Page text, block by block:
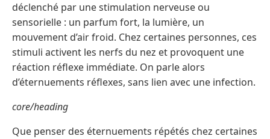
déclenché par une stimulation nerveuse ou
sensorielle : un parfum fort, la lumière, un
mouvement d’air froid. Chez certaines personnes, ces
stimuli activent les nerfs du nez et provoquent une
réaction réflexe immédiate. On parle alors
d’éternuements réflexes, sans lien avec une infection.
core/heading
Que penser des éternuements répétés chez certaines